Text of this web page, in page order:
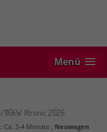
Menü
116kW Xtronic 2026
Ca. 3-4 Monate , Neuwagen